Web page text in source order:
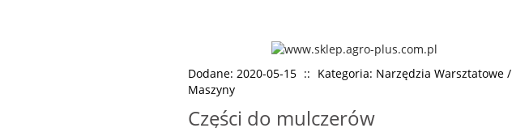
Dodane: 2020-05-15 :: Kategoria: Narzędzia Warsztatowe /
Maszyny
Części do mulczerów